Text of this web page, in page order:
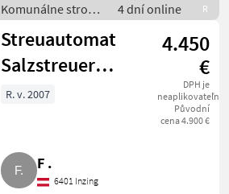
Komunálne stroje
/ Zametací stroj
4 dní online R
Streuautomat
Salzstreuer
Gmeiner STA
4.450
€
DPH je
neaplikovateľné
Původní
cena 4.900 €
R. v. 2007
F .
6401 Inzing